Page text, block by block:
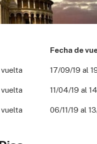
Fecha de
17/09/19 al
11/04/19 al
06/11/19 al